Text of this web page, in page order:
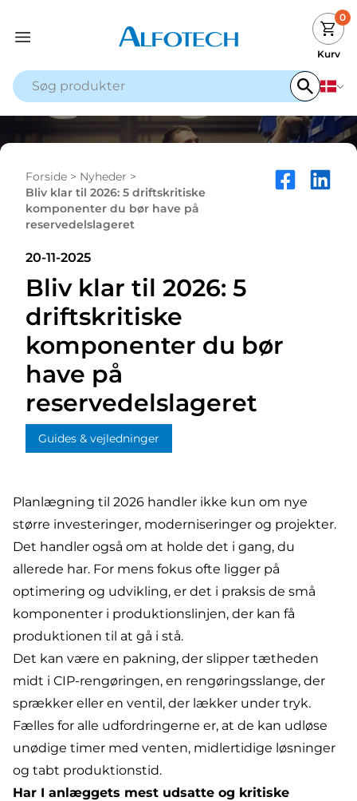
0
Kurv
Forside > Nyheder >
Bliv klar til 2026: 5 driftskritiske
komponenter du bør have på
reservedelslageret
20-11-2025
Bliv klar til 2026: 5
driftskritiske
komponenter du bør
have på
reservedelslageret
Guides & vejledninger
Planlægning til 2026 handler ikke kun om nye
større investeringer, moderniseringer og projekter.
Det handler også om at holde det i gang, du
allerede har. For mens fokus ofte ligger på
optimering og udvikling, er det i praksis de små
komponenter i produktionslinjen, der kan få
produktionen til at gå i stå.
Det kan være en pakning, der slipper tætheden
midt i CIP-rengøringen, en rengøringsslange, der
sprækker eller en ventil, der lækker under tryk.
Fælles for alle udfordringerne er, at de kan udløse
unødige timer med venten, midlertidige løsninger
og tabt produktionstid.
Har I anlæggets mest udsatte og kritiske